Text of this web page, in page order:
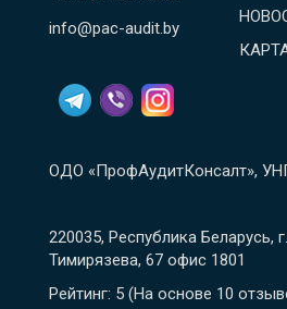
info@pac-audit.by
ОДО «ПрофАудитКонсалт»,
220035, Республика Беларусь,
Тимирязева, 67 офис 1801
Рейтинг: 5 (На основе 10